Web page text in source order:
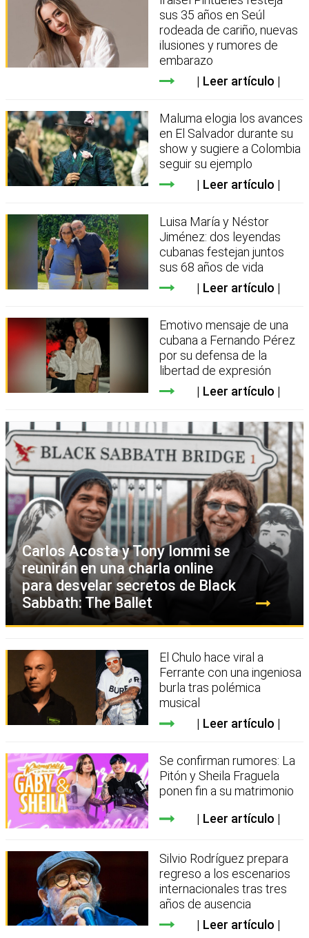
sus 35 años en Seúl
rodeada de cariño, nuevas
ilusiones y rumores de
embarazo
Leer artículo
Maluma elogia los avances
en El Salvador durante su
show y sugiere a Colombia
seguir su ejemplo
Leer artículo
Luisa María y Néstor
Jiménez: dos leyendas
cubanas festejan juntos
sus 68 años de vida
Leer artículo
Emotivo mensaje de una
cubana a Fernando Pérez
por su defensa de la
libertad de expresión
Leer artículo
Carlos Acosta y Tony Iommi se
reunirán en una charla online
para desvelar secretos de Black
Sabbath: The Ballet
El Chulo hace viral a
Ferrante con una ingeniosa
burla tras polémica
musical
Leer artículo
Se confirman rumores: La
Pitón y Sheila Fraguela
ponen fin a su matrimonio
Leer artículo
Silvio Rodríguez prepara
regreso a los escenarios
internacionales tras tres
años de ausencia
Leer artículo